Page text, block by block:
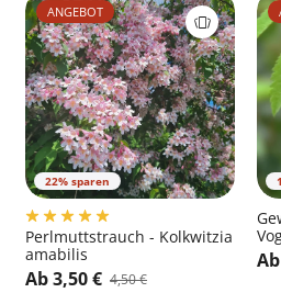
22% sparen
ANGEBOT
Perlmuttstrauch - Kolkwitzia
amabilis
Ab 3,50 € 4,50 €